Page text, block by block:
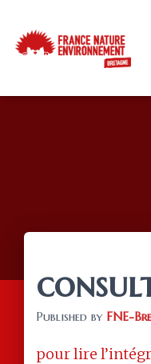
Published by FNE-
pour lire